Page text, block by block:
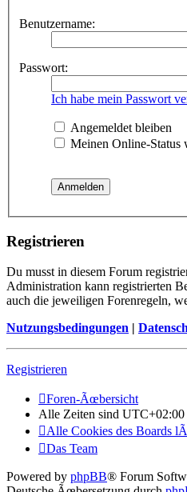
Benutzername:
Passwort:
Ich habe mein Passwort
Angemeldet bleiben
Meinen Online-Status
Registrieren
Du musst in diesem Forum
Administration kann registrierten
auch die jeweiligen Forenregeln,
Nutzungsbedingungen |
Registrieren
Foren-Ãœbersicht
Alle Zeiten sind UTC+02:00
Alle Cookies des Boards
Das Team
Powered by phpBB® Forum